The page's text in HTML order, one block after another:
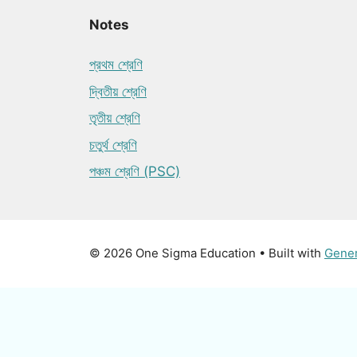
Notes
প্রথম শ্রেণি
দ্বিতীয় শ্রেণি
তৃতীয় শ্রেণি
চতুর্থ শ্রেণি
পঞ্চম শ্রেণি (PSC)
© 2026 One Sigma Education • Built with